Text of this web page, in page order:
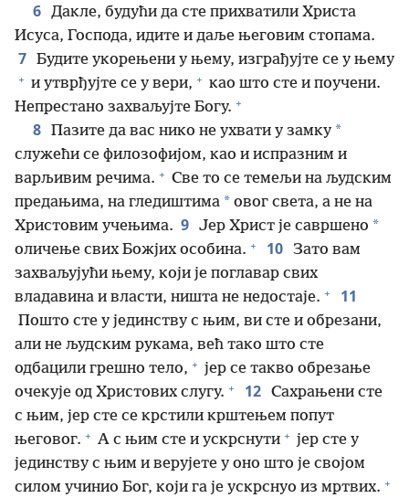
6 Дакле, будући да сте прихватили Христа
Исуса, Господа, идите и даље његовим стопама.
7 Будите укорењени у њему, изграђујте се у њему
+ и утврђујте се у вери, + као што сте и поучени.
Непрестано захваљујте Богу. +
8 Пазите да вас нико не ухвати у замку *
служећи се филозофијом, као и испразним и
варљивим речима. + Све то се темељи на људским
предањима, на гледиштима * овог света, а не на
Христовим учењима. 9 Јер Христ је савршено *
оличење свих Божјих особина. + 10 Зато вам
захваљујући њему, који је поглавар свих
владавина и власти, ништа не недостаје. + 11
Пошто сте у јединству с њим, ви сте и обрезани,
али не људским рукама, већ тако што сте
одбацили грешно тело, + јер се такво обрезање
очекује од Христових слугу. + 12 Сахрањени сте
с њим, јер сте се крстили крштењем попут
његовог. + А с њим сте и ускрснути + јер сте у
јединству с њим и верујете у оно што је својом
силом учинио Бог, који га је ускрснуо из мртвих. +